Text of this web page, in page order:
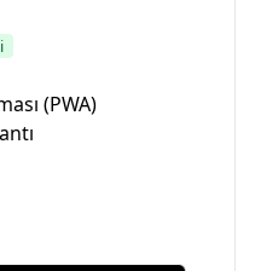
(PWA)